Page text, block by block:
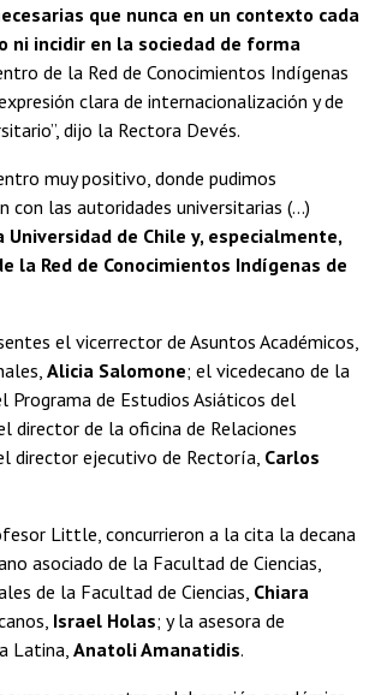
que nunca en un contexto cada
ni incidir en la sociedad de forma
de la Red de Conocimientos Indígenas
clara de internacionalización y de
dijo la Rectora Devés.
muy positivo, donde pudimos
con las autoridades universitarias (...)
de Chile y, especialmente,
la Red de Conocimientos Indígenas de
el vicerrector de Asuntos Académicos,
Alicia Salomone; el vicedecano de la
Programa de Estudios Asiáticos del
director de la oficina de Relaciones
director ejecutivo de Rectoría, Carlos
Little, concurrieron a la cita la decana
asociado de la Facultad de Ciencias,
de la Facultad de Ciencias, Chiara
Israel Holas; y la asesora de
Latina, Anatoli Amanatidis.